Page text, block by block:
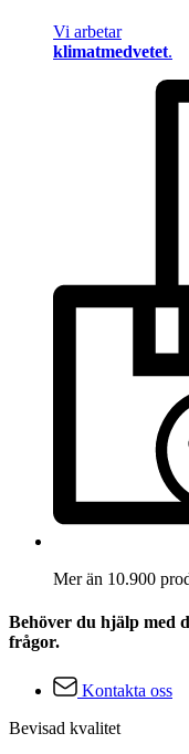
Vi arbetar
klimatmedvetet.
Mer än 10.900
Behöver du hjälp med
frågor.
Kontakta oss
Bevisad kvalitet